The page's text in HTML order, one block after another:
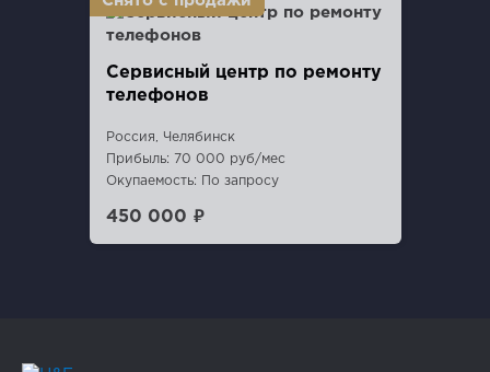
Сервисный центр по ремонту
телефонов
Россия, Челябинск
Прибыль: 70 000 руб/мес
Окупаемость: По запросу
450 000 ₽